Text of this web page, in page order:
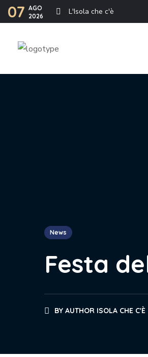
07 AGO
2026
L'Isola che c'è
News
Festa
BY AUTHOR ISOLA CHE C'È